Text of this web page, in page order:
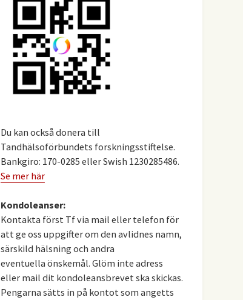
Du kan också donera till
Tandhälsoförbundets forskningsstiftelse.
Bankgiro: 170-0285 eller Swish 1230285486.
Se mer här
Kondoleanser:
Kontakta först Tf via mail eller telefon för
att ge oss uppgifter om den avlidnes namn,
särskild hälsning och andra
eventuella önskemål. Glöm inte adress
eller mail dit kondoleansbrevet ska skickas.
Pengarna sätts in på kontot som angetts